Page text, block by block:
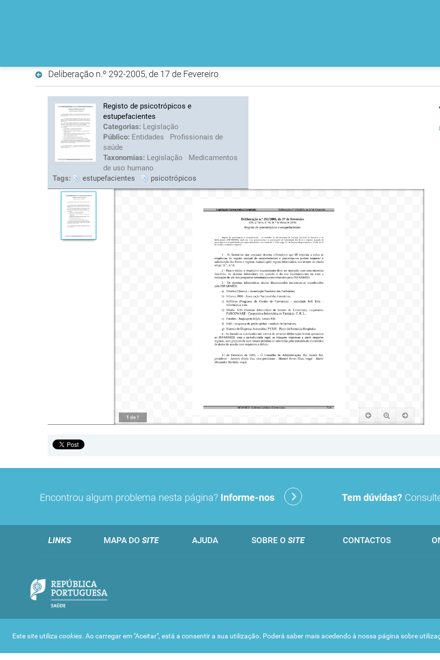
Deliberação n.º 292-2005, de 17 de Fevereiro
Registo de psicotrópicos e
estupefacientes
Categorias: Legislação
Público: Entidades
Profissionais de
saúde
Taxonomias: Legislação
Medicamentos
de uso humano
Tags:
estupefacientes psicotrópicos
1 de 1
Estesite utiliza cookies. Ao carregar em "Aceitar", está a consentir a sua utilização. Poderá saber mais acedendo à nossa página sobre
Encontrou algum problema nesta página? Informe-nos Tem dúvidas?
LINKS MAPA DO SITE AJUDA SOBRE O SITE CONTACTOS